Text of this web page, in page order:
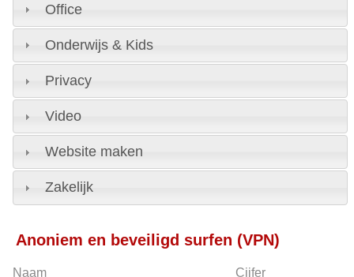
Office
Onderwijs & Kids
Privacy
Video
Website maken
Zakelijk
Anoniem en beveiligd surfen (VPN)
Naam Cijfer